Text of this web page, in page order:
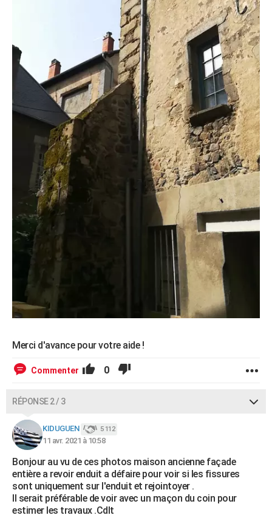
Merci d'avance pour votre aide !
Commenter 0
RÉPONSE 2 / 3
KIDUGUEN 5 112
11 avr. 2021 à 10:58
Bonjour au vu de ces photos maison ancienne façade
entière a revoir enduit a défaire pour voir si les fissures
sont uniquement sur l'enduit et rejointoyer .
Il serait préférable de voir avec un maçon du coin pour
estimer les travaux .Cdlt